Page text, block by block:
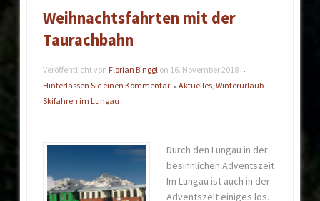
Weihnachtsfahrten mit der
Taurachbahn
Veröffentlicht von Florian Binggl on 16. November 2018 •
Hinterlassen Sie einen Kommentar • Aktuelles,Winterurlaub -
Skifahren im Lungau
Durch den Lungau in der
besinnlichen Adventszeit
Im Lungau ist auch in der
Adventszeit einiges los.